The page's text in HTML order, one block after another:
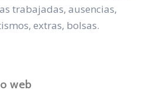
trabajadas, ausencias,
extras, bolsas.
web